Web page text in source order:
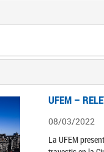
UFEM –
08/03/2022
La UFEM